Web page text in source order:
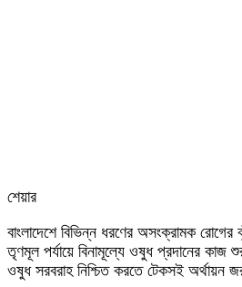
শেয়ার
via
Email
বাংলাদেশে বিভিন্ন ধরণের অসংক্রামক
তৃণমূল পর্যায়ে বিনামূল্যে ওষুধ প্রদানের
ওষুধ সরবরাহ নিশ্চিত করতে টেকসই অর্থায়ন